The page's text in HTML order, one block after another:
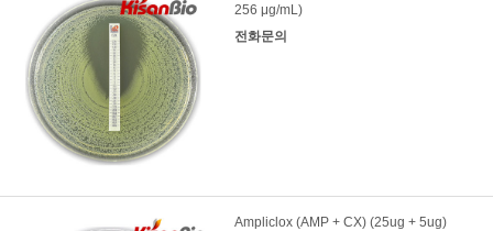
256 μg/mL)
전화문의
Ampliclox (AMP + CX) (25ug + 5ug)